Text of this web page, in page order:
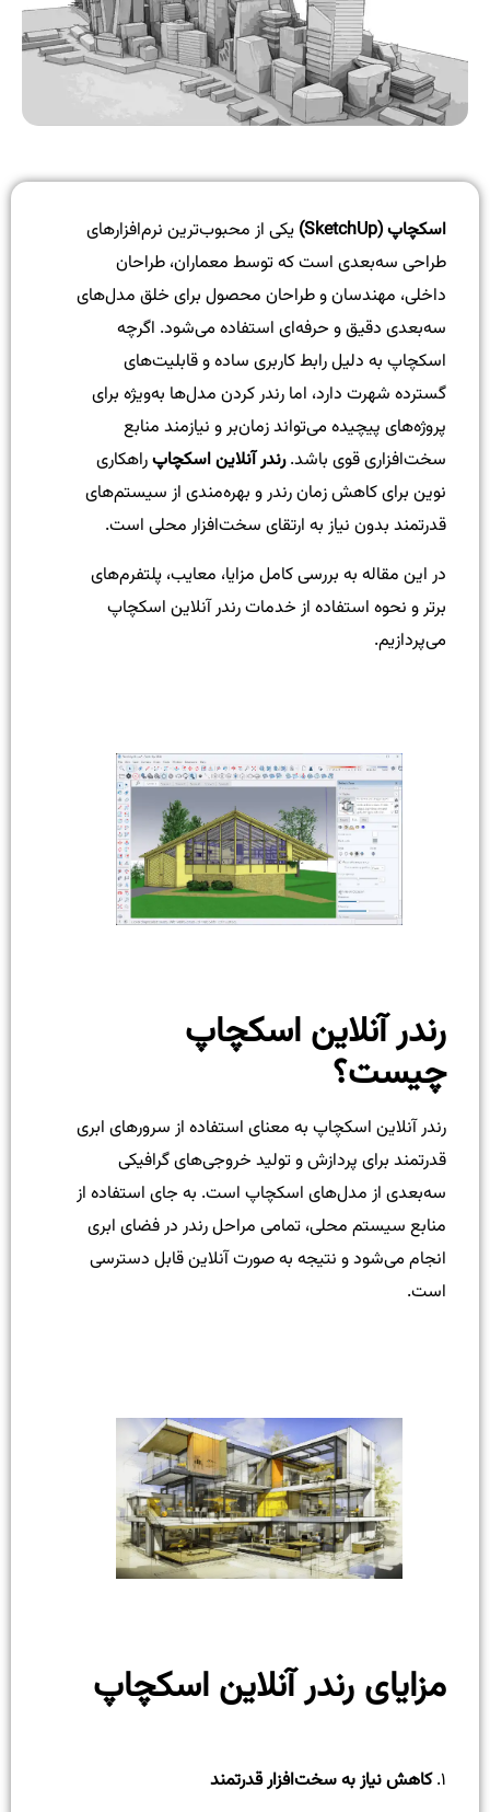
اسکچاپ (SketchUp)
یکی از محبوب‌ترین نرم‌افزارهای
طراحی سه‌بعدی است که توسط معماران، طراحان
داخلی، مهندسان و طراحان محصول برای خلق مدل‌های
سه‌بعدی دقیق و حرفه‌ای استفاده می‌شود. اگرچه
اسکچاپ به دلیل رابط کاربری ساده و قابلیت‌های
گسترده شهرت دارد، اما رندر کردن مدل‌ها به‌ویژه برای
پروژه‌های پیچیده می‌تواند زمان‌بر و نیازمند منابع
سخت‌افزاری قوی باشد.رندر آنلاین اسکچاپراهکاری
نوین برای کاهش زمان رندر و بهره‌مندی از سیستم‌های
قدرتمند بدون نیاز به ارتقای سخت‌افزار محلی است.
در این مقاله به بررسی کامل مزایا، معایب، پلتفرم‌های
برتر و نحوه استفاده از خدمات رندر آنلاین اسکچاپ
می‌پردازیم.
رندر آنلاین اسکچاپ
چیست؟
رندر آنلاین اسکچاپ به معنای استفاده از سرورهای ابری
قدرتمند برای پردازش و تولید خروجی‌های گرافیکی
سه‌بعدی از مدل‌های اسکچاپ است. به جای استفاده از
منابع سیستم محلی، تمامی مراحل رندر در فضای ابری
انجام می‌شود و نتیجه به صورت آنلاین قابل دسترسی
است.
مزایای رندر آنلاین اسکچاپ
۱. کاهش نیاز به سخت‌افزار قدرتمند